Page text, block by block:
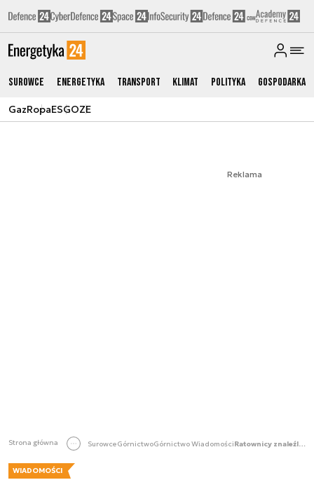
Surowce Energetyka Transport Klimat Polityka Gospodarka
GazRopaESGOZE
Reklama
Strona główna SurowceGórnictwoGórnictwo Wiadomości Ratownicy znaleźli ciało ostatniego górnika poszukiwanego w kopalni Pniówek
WIADOMOŚCI